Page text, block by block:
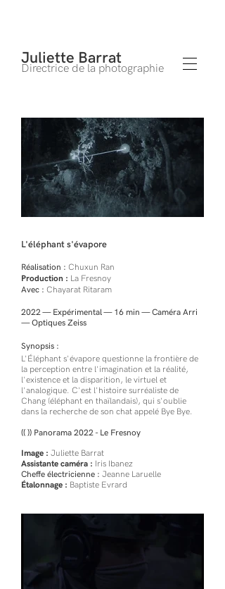
Juliette Barrat
Directrice de la photographie
L'éléphant s'évapore
Réalisation : Chuxun Ran
Production : La Fresnoy
Avec : Chayarat Ritaram
2022 — Expérimental — 16 min — Caméra Arri
— Optiques Zeiss
Synopsis :
L'Éléphant s'évapore questionne la frontière de
la perception entre l'imagination et la réalité,
l'existence et la disparition, le virtuel et
l'analogique. C'est l'histoire surréaliste de
Chang (éléphant en thaïlandais), qui s'oublie
dans la recherche de son chat appelé Bye Bye.
(( )) Panorama 2022 - Le Fresnoy
Image : Juliette Barrat
Assistante caméra : Iris Ibanez
Cheffe électricienne : Jeanne Laruelle
Étalonnage : Baptiste Evrard